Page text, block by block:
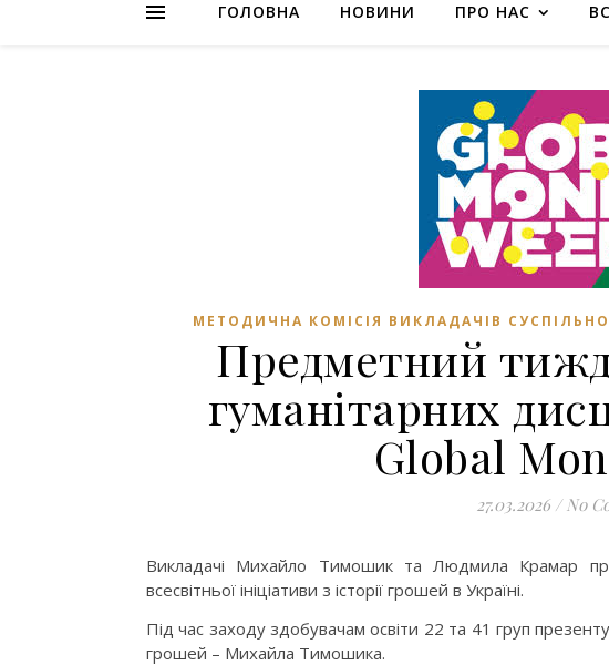
ГОЛОВНА НОВИНИ ПРО НАС
МЕТОДИЧНА КОМІСІЯ ВИКЛАДАЧІВ
Предметний
гуманітарних
Global
27.03.2026 / No
Викладачі Михайло Тимошик та Людмила Крамар
всесвітньої ініціативи з історії грошей в Україні.
Під час заходу здобувачам освіти 22 та 41 груп
грошей – Михайла Тимошика.